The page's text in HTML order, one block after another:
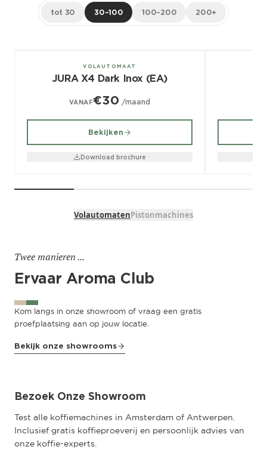
tot 30 30–100 100–200 200+
VOLAUTOMAAT
JURA X4 Dark Inox (EA)
VANAF€30 /maand
Bekijken
Download brochure
VolautomatenPistonmachines
Twee manieren ...
Ervaar Aroma Club
Kom langs in onze showroom of vraag een gratis
proefplaatsing aan op jouw locatie.
Bekijk onze showrooms
Amsterdam
Bezoek Onze Showroom
Test alle koffiemachines in Amsterdam of Antwerpen.
Inclusief gratis koffieproeverij en persoonlijk advies van
onze koffie-experts.